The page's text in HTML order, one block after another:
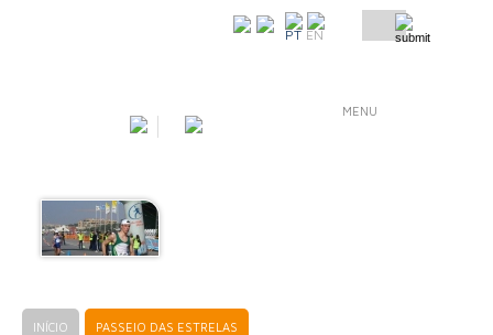
PT EN
MENU
INÍCIO PASSEIO DAS ESTRELAS